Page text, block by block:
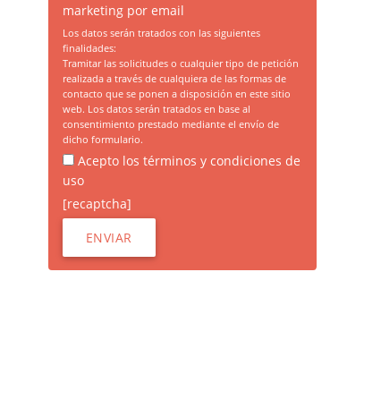
marketing por email
Los datos serán tratados con las siguientes
finalidades:
Tramitar las solicitudes o cualquier tipo de petición
realizada a través de cualquiera de las formas de
contacto que se ponen a disposición en este sitio
web. Los datos serán tratados en base al
consentimiento prestado mediante el envío de
dicho formulario.
Acepto los términos y condiciones de
uso
[recaptcha]